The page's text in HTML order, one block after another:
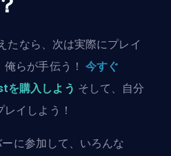
なら、次は実際にプレイ
らが手伝う！ 今すぐ
購入しよう そして、自分
イしよう！
に参加して、いろんな